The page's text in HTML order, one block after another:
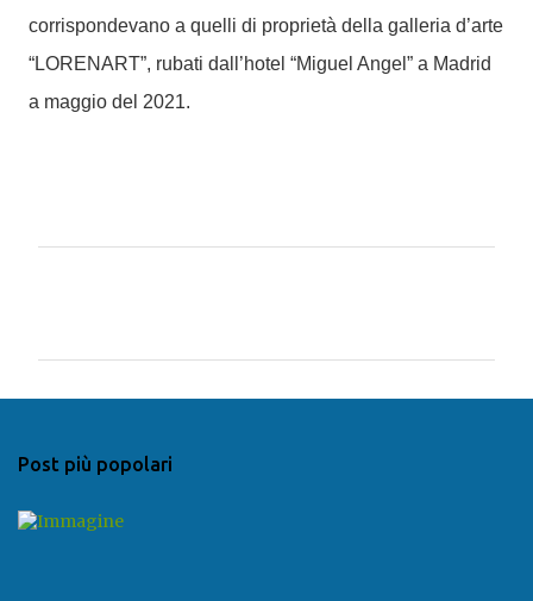
corrispondevano a quelli di proprietà della galleria d’arte
“LORENART”, rubati dall’hotel “Miguel Angel” a Madrid
a maggio del 2021.
i
Post più popolari